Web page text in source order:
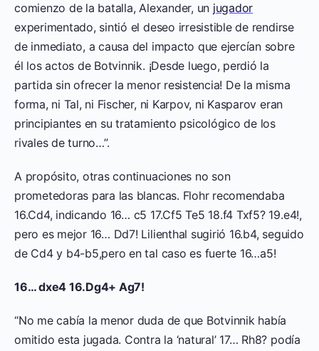
comienzo de la batalla, Alexander, un jugador
experimentado, sintió el deseo irresistible de rendirse
de inmediato, a causa del impacto que ejercían sobre
él los actos de Botvinnik. ¡Desde luego, perdió la
partida sin ofrecer la menor resistencia! De la misma
forma, ni Tal, ni Fischer, ni Karpov, ni Kasparov eran
principiantes en su tratamiento psicológico de los
rivales de turno…”.
A propósito, otras continuaciones no son
prometedoras para las blancas. Flohr recomendaba
16.Cd4, indicando 16… c5 17.Cf5 Te5 18.f4 Txf5? 19.e4!,
pero es mejor 16… Dd7! Lilienthal sugirió 16.b4, seguido
de Cd4 y b4-b5,pero en tal caso es fuerte 16…a5!
16… dxe4 16.Dg4+ Ag7!
“No me cabía la menor duda de que Botvinnik había
omitido esta jugada. Contra la ‘natural’ 17… Rh8? podía